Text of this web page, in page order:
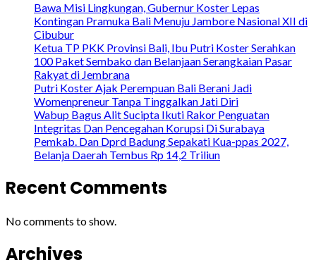
Bawa Misi Lingkungan, Gubernur Koster Lepas
Kontingan Pramuka Bali Menuju Jambore Nasional XII di
Cibubur
Ketua TP PKK Provinsi Bali, Ibu Putri Koster Serahkan
100 Paket Sembako dan Belanjaan Serangkaian Pasar
Rakyat di Jembrana
Putri Koster Ajak Perempuan Bali Berani Jadi
Womenpreneur Tanpa Tinggalkan Jati Diri
Wabup Bagus Alit Sucipta Ikuti Rakor Penguatan
Integritas Dan Pencegahan Korupsi Di Surabaya
Pemkab. Dan Dprd Badung Sepakati Kua-ppas 2027,
Belanja Daerah Tembus Rp 14,2 Triliun
Recent Comments
No comments to show.
Archives